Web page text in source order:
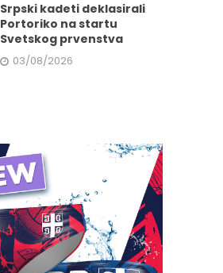
Srpski kadeti deklasirali
Portoriko na startu
Svetskog prvenstva
03/08/2026